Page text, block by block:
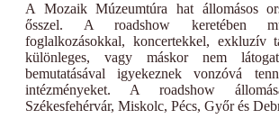
A Mozaik Múzeumtúra hat állomásos
ősszel. A roadshow keretében
foglalkozásokkal, koncertekkel, exkluzív
különleges, vagy máskor nem
bemutatásával igyekeznek vonzóvá
intézményeket. A roadshow
Székesfehérvár, Miskolc, Pécs, Győr és